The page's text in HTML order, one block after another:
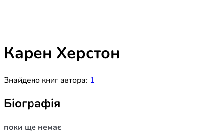
полиці.
Карен Херстон
Знайдено книг автора: 1
Біографія
поки ще немає